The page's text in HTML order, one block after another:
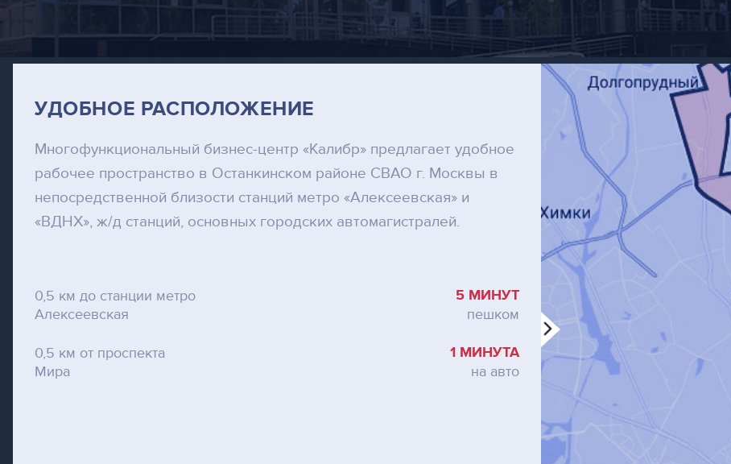
УДОБНОЕ РАСПОЛОЖЕНИЕ
Многофункциональный бизнес-центр «Калибр» предлагает удобное
рабочее пространство в Останкинском районе СВАО г. Москвы в
непосредственной близости станций метро «Алексеевская» и
«ВДНХ», ж/д станций, основных городских автомагистралей.
0,5 км до станции метро
Алексеевская
5 МИНУТ
пешком
0,5 км от проспекта
Мира
1 МИНУТА
на авто